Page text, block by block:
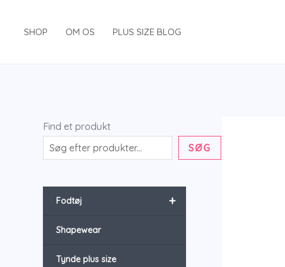
SHOP OM OS PLUS SIZE BLOG
Find et produkt
SØG
+
Fodtøj
Shapewear
Tynde plus size